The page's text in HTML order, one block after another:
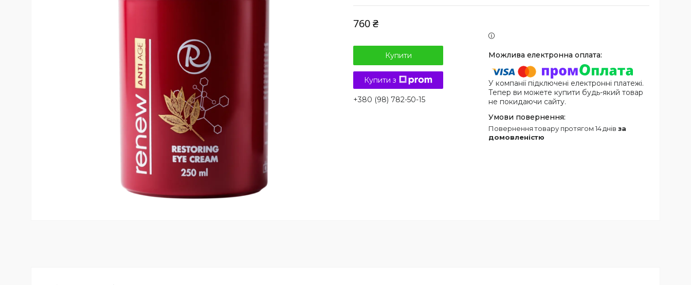
760 ₴
Купити
Купити з
+380 (98) 782-50-15
У компанії підключені електронні платежі.
Тепер ви можете купити будь-який товар
не покидаючи сайту.
повернення товару протягом 14 днів за
домовленістю